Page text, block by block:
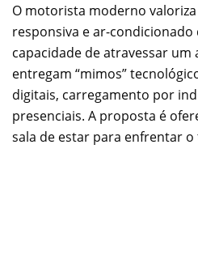
O motorista moderno
responsiva e ar-condicionado
capacidade de atravessar um
entregam “mimos”
digitais, carregamento por
presenciais. A proposta é
sala de estar para enfrentar